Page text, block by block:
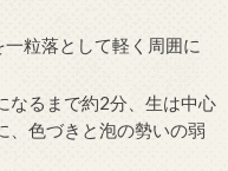
粒落として軽く周囲に
なるまで約2分、生は中心
、色づきと泡の勢いの弱